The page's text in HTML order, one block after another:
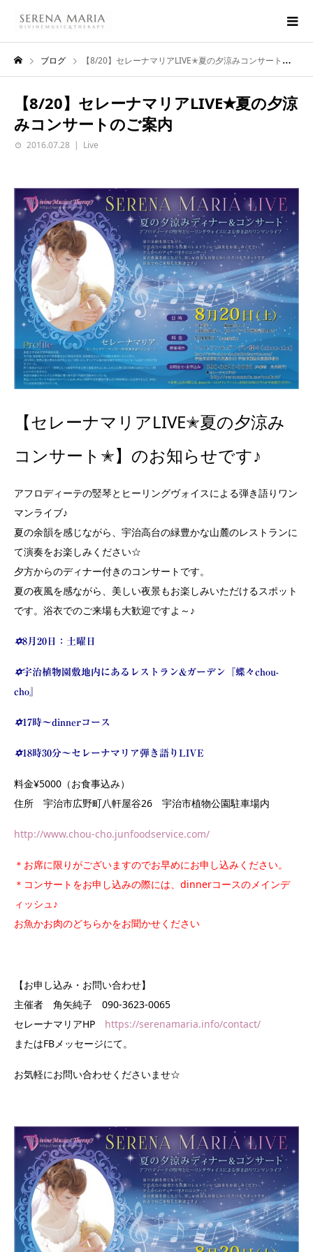
ブログ 【8/20】セレーナマリアLIVE✭夏の夕涼みコンサートのご案内
【8/20】セレーナマリアLIVE✭夏の夕涼
みコンサートのご案内
2016.07.28 Live
【セレーナマリアLIVE✭夏の夕涼み
コンサート✭】のお知らせです♪
アフロディーテの竪琴とヒーリングヴォイスによる弾き語りワン
マンライブ♪
夏の余韻を感じながら、宇治高台の緑豊かな山麓のレストランに
て演奏をお楽しみください☆
夕方からのディナー付きのコンサートです。
夏の夜風を感ながら、美しい夜景もお楽しみいただけるスポット
です。浴衣でのご来場も大歓迎ですよ～♪
✡8月20日：土曜日
✡宇治植物園敷地内にあるレストラン&ガーデン『蝶々chou-
cho』
✡17時〜dinnerコース
✡18時30分〜セレーナマリア弾き語りLIVE
料金¥5000（お食事込み）
住所 宇治市広野町八軒屋谷26 宇治市植物公園駐車場内
http://www.chou-cho.junfoodservice.com/
＊お席に限りがございますのでお早めにお申し込みください。
＊コンサートをお申し込みの際には、dinnerコースのメインデ
ィッシュ♪
お魚かお肉のどちらかをお聞かせください
【お申し込み・お問い合わせ】
主催者 角矢純子 090-3623-0065
セレーナマリアHP https://serenamaria.info/contact/
またはFBメッセージにて。
お気軽にお問い合わせくださいませ☆